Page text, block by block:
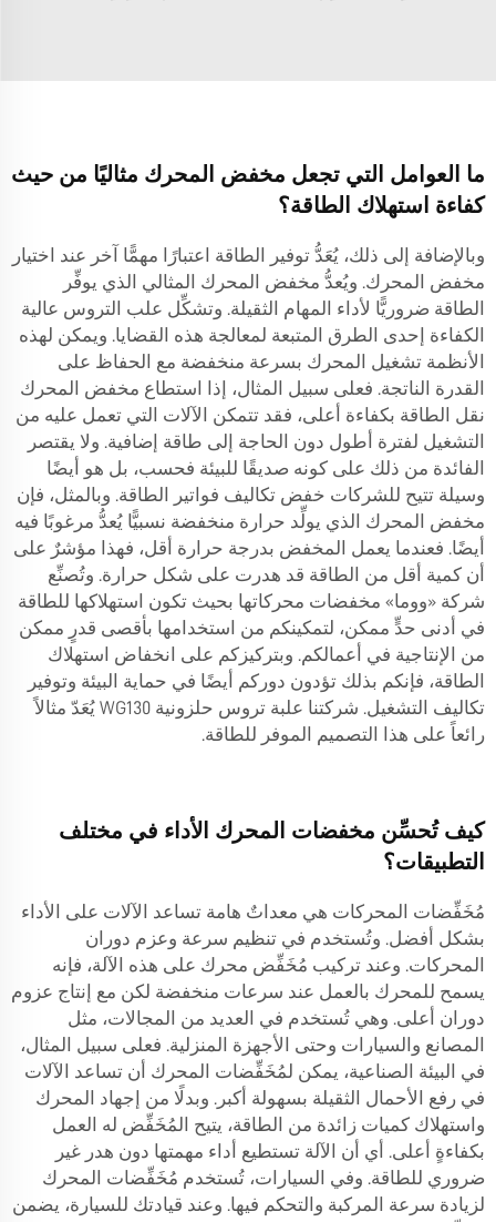
ما العوامل التي تجعل مخفض المحرك مثاليًا من حيث
كفاءة استهلاك الطاقة؟
وبالإضافة إلى ذلك، يُعَدُّ توفير الطاقة اعتبارًا مهمًّا آخر عند اختيار
مخفض المحرك. ويُعدُّ مخفض المحرك المثالي الذي يوفِّر
الطاقة ضروريًّا لأداء المهام الثقيلة. وتشكِّل علب التروس عالية
الكفاءة إحدى الطرق المتبعة لمعالجة هذه القضايا. ويمكن لهذه
الأنظمة تشغيل المحرك بسرعة منخفضة مع الحفاظ على
القدرة الناتجة. فعلى سبيل المثال، إذا استطاع مخفض المحرك
نقل الطاقة بكفاءة أعلى، فقد تتمكن الآلات التي تعمل عليه من
التشغيل لفترة أطول دون الحاجة إلى طاقة إضافية. ولا يقتصر
الفائدة من ذلك على كونه صديقًا للبيئة فحسب، بل هو أيضًا
وسيلة تتيح للشركات خفض تكاليف فواتير الطاقة. وبالمثل، فإن
مخفض المحرك الذي يولِّد حرارة منخفضة نسبيًّا يُعدُّ مرغوبًا فيه
أيضًا. فعندما يعمل المخفض بدرجة حرارة أقل، فهذا مؤشرٌ على
أن كمية أقل من الطاقة قد هدرت على شكل حرارة. وتُصنِّع
شركة «ووما» مخفضات محركاتها بحيث تكون استهلاكها للطاقة
في أدنى حدٍّ ممكن، لتمكينكم من استخدامها بأقصى قدرٍ ممكن
من الإنتاجية في أعمالكم. وبتركيزكم على انخفاض استهلاك
الطاقة، فإنكم بذلك تؤدون دوركم أيضًا في حماية البيئة وتوفير
تكاليف التشغيل. شركتنا علبة تروس حلزونية WG130
يُعَدّ مثالاً
رائعاً على هذا التصميم الموفر للطاقة.
كيف تُحسِّن مخفضات المحرك الأداء في مختلف
التطبيقات؟
مُخَفِّضات المحركات هي معداتٌ هامة تساعد الآلات على الأداء
بشكل أفضل. وتُستخدم في تنظيم سرعة وعزم دوران
المحركات. وعند تركيب مُخَفِّض محرك على هذه الآلة، فإنه
يسمح للمحرك بالعمل عند سرعات منخفضة لكن مع إنتاج عزوم
دوران أعلى. وهي تُستخدم في العديد من المجالات، مثل
المصانع والسيارات وحتى الأجهزة المنزلية. فعلى سبيل المثال،
في البيئة الصناعية، يمكن لمُخَفِّضات المحرك أن تساعد الآلات
في رفع الأحمال الثقيلة بسهولة أكبر. وبدلًا من إجهاد المحرك
واستهلاك كميات زائدة من الطاقة، يتيح المُخَفِّض له العمل
بكفاءةٍ أعلى. أي أن الآلة تستطيع أداء مهمتها دون هدر غير
ضروري للطاقة. وفي السيارات، تُستخدم مُخَفِّضات المحرك
لزيادة سرعة المركبة والتحكم فيها. وعند قيادتك للسيارة، يضمن